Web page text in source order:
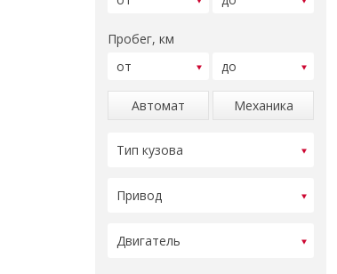
Пробег, км
Автомат Механика